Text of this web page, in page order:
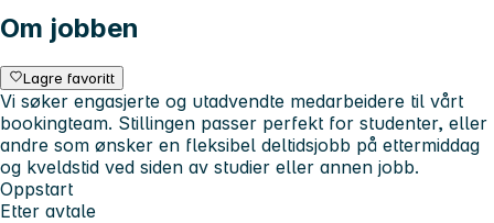
Om jobben
Lagre favoritt
Vi søker engasjerte og utadvendte medarbeidere til vårt
bookingteam. Stillingen passer perfekt for studenter, eller
andre som ønsker en fleksibel deltidsjobb på ettermiddag
og kveldstid ved siden av studier eller annen jobb.
Oppstart
Etter avtale